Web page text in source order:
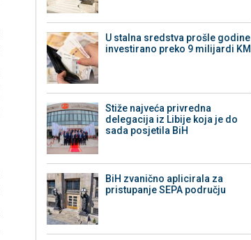
U stalna sredstva prošle godine
investirano preko 9 milijardi KM
Stiže najveća privredna
delegacija iz Libije koja je do
sada posjetila BiH
BiH zvanično aplicirala za
pristupanje SEPA području